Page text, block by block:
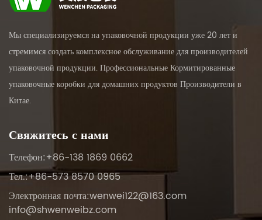
Мы специализируемся на упаковочной продукции уже 20 лет и
стремимся создать комплексное обслуживание для производителей
упаковочной продукции. ПрофессиональныеКормитированные
упаковочные коробки для домашних продуктов Производители в
Китае.
Свяжитесь с нами
Телефон:+86-138 1869 0662
Тел.:+86-573 8570 0965
Электронная почта:wenwei122@163.com
info@shwenweibz.com